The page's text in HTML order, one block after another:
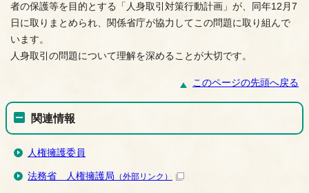
者の保護等を目的とする「人身取引対策行動計画」が、同年12月7
日に取りまとめられ、関係省庁が協力してこの問題に取り組んで
います。
人身取引の問題について理解を深めることが大切です。
このページの先頭へ戻る
関連情報
人権擁護委員
法務省 人権擁護局 （外部リンク）